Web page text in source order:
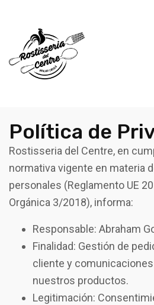
Política de
Rostisseria del Centre, en
normativa vigente en materia
personales (Reglamento UE
Orgánica 3/2018), informa:
Responsable: Abraham
Finalidad: Gestión de
cliente y
nuestros productos.
Legitimación: